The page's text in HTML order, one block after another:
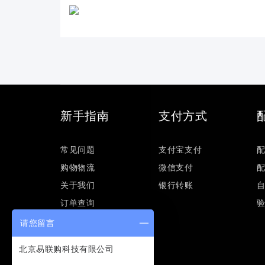
新手指南
常见问题
购物物流
关于我们
订单查询
支付方式
支付宝支付
微信支付
银行转账
请您留言